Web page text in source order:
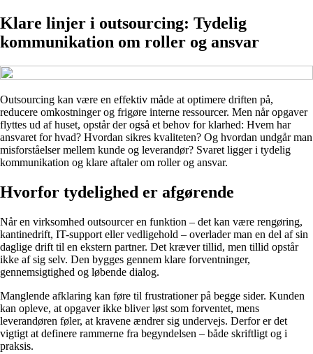
Klare linjer i outsourcing: Tydelig
kommunikation om roller og ansvar
Outsourcing kan være en effektiv måde at optimere driften på,
reducere omkostninger og frigøre interne ressourcer. Men når opgaver
flyttes ud af huset, opstår der også et behov for klarhed: Hvem har
ansvaret for hvad? Hvordan sikres kvaliteten? Og hvordan undgår man
misforståelser mellem kunde og leverandør? Svaret ligger i tydelig
kommunikation og klare aftaler om roller og ansvar.
Hvorfor tydelighed er afgørende
Når en virksomhed outsourcer en funktion – det kan være rengøring,
kantinedrift, IT-support eller vedligehold – overlader man en del af sin
daglige drift til en ekstern partner. Det kræver tillid, men tillid opstår
ikke af sig selv. Den bygges gennem klare forventninger,
gennemsigtighed og løbende dialog.
Manglende afklaring kan føre til frustrationer på begge sider. Kunden
kan opleve, at opgaver ikke bliver løst som forventet, mens
leverandøren føler, at kravene ændrer sig undervejs. Derfor er det
vigtigt at definere rammerne fra begyndelsen – både skriftligt og i
praksis.